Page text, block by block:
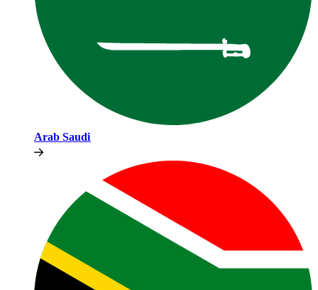
Arab Saudi​​